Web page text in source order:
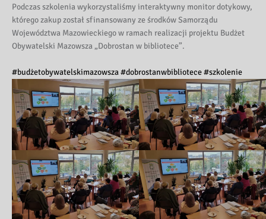
Podczas szkolenia wykorzystaliśmy interaktywny monitor dotykowy,
którego zakup został sfinansowany ze środków Samorządu
Województwa Mazowieckiego w ramach realizacji projektu Budżet
Obywatelski Mazowsza „Dobrostan w bibliotece”.
#budżetobywatelskimazowsza#dobrostanwbibliotece#szkolenie